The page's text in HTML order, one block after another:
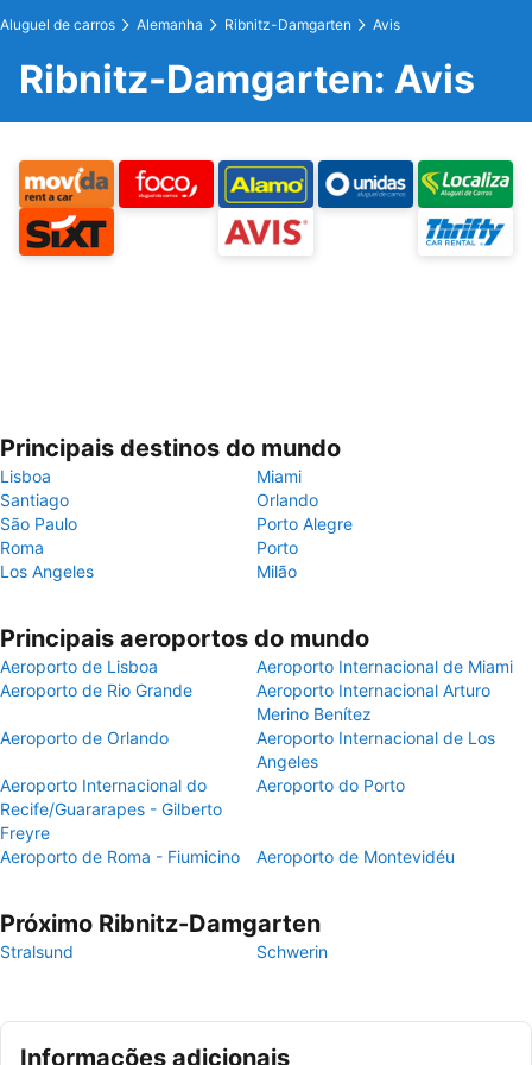
Aluguel de carros Alemanha Ribnitz-Damgarten Avis
Ribnitz-Damgarten: Avis
Principais destinos do mundo
Lisboa
Miami
Santiago
Orlando
São Paulo
Porto Alegre
Roma
Porto
Los Angeles
Milão
Principais aeroportos do mundo
Aeroporto de Lisboa
Aeroporto Internacional de Miami
Aeroporto de Rio Grande
Aeroporto Internacional Arturo
Merino Benítez
Aeroporto de Orlando
Aeroporto Internacional de Los
Angeles
Aeroporto Internacional do
Recife/Guararapes - Gilberto
Freyre
Aeroporto do Porto
Aeroporto de Roma - Fiumicino Aeroporto de Montevidéu
Próximo Ribnitz-Damgarten
Stralsund Schwerin
Informações adicionais